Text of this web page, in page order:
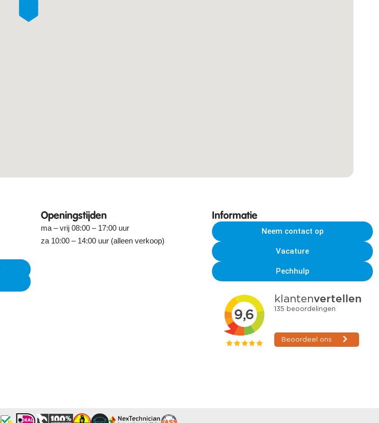
Openingstijden
ma – vrij 08:00 – 17:00 uur
za 10:00 – 14:00 uur (alleen verkoop)
Informatie
Neem contact op
Vacature
Pechhulp